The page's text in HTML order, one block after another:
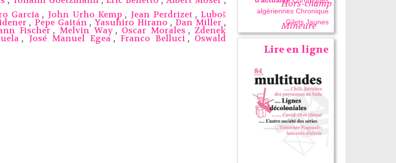
Hors-champ
Mineure
Garcia , John Urho Kemp , Jean Perdrizet , Luboš
, Pepe Gaitán ,Yasuhiro Hirano , Dan Miller ,
Fischer , Melvin Way , Oscar Morales , Zdenek
, José Manuel Egea , Franco Belluci , Oswald
algériennes Chronique
Gilets Jaunes
Lire en ligne